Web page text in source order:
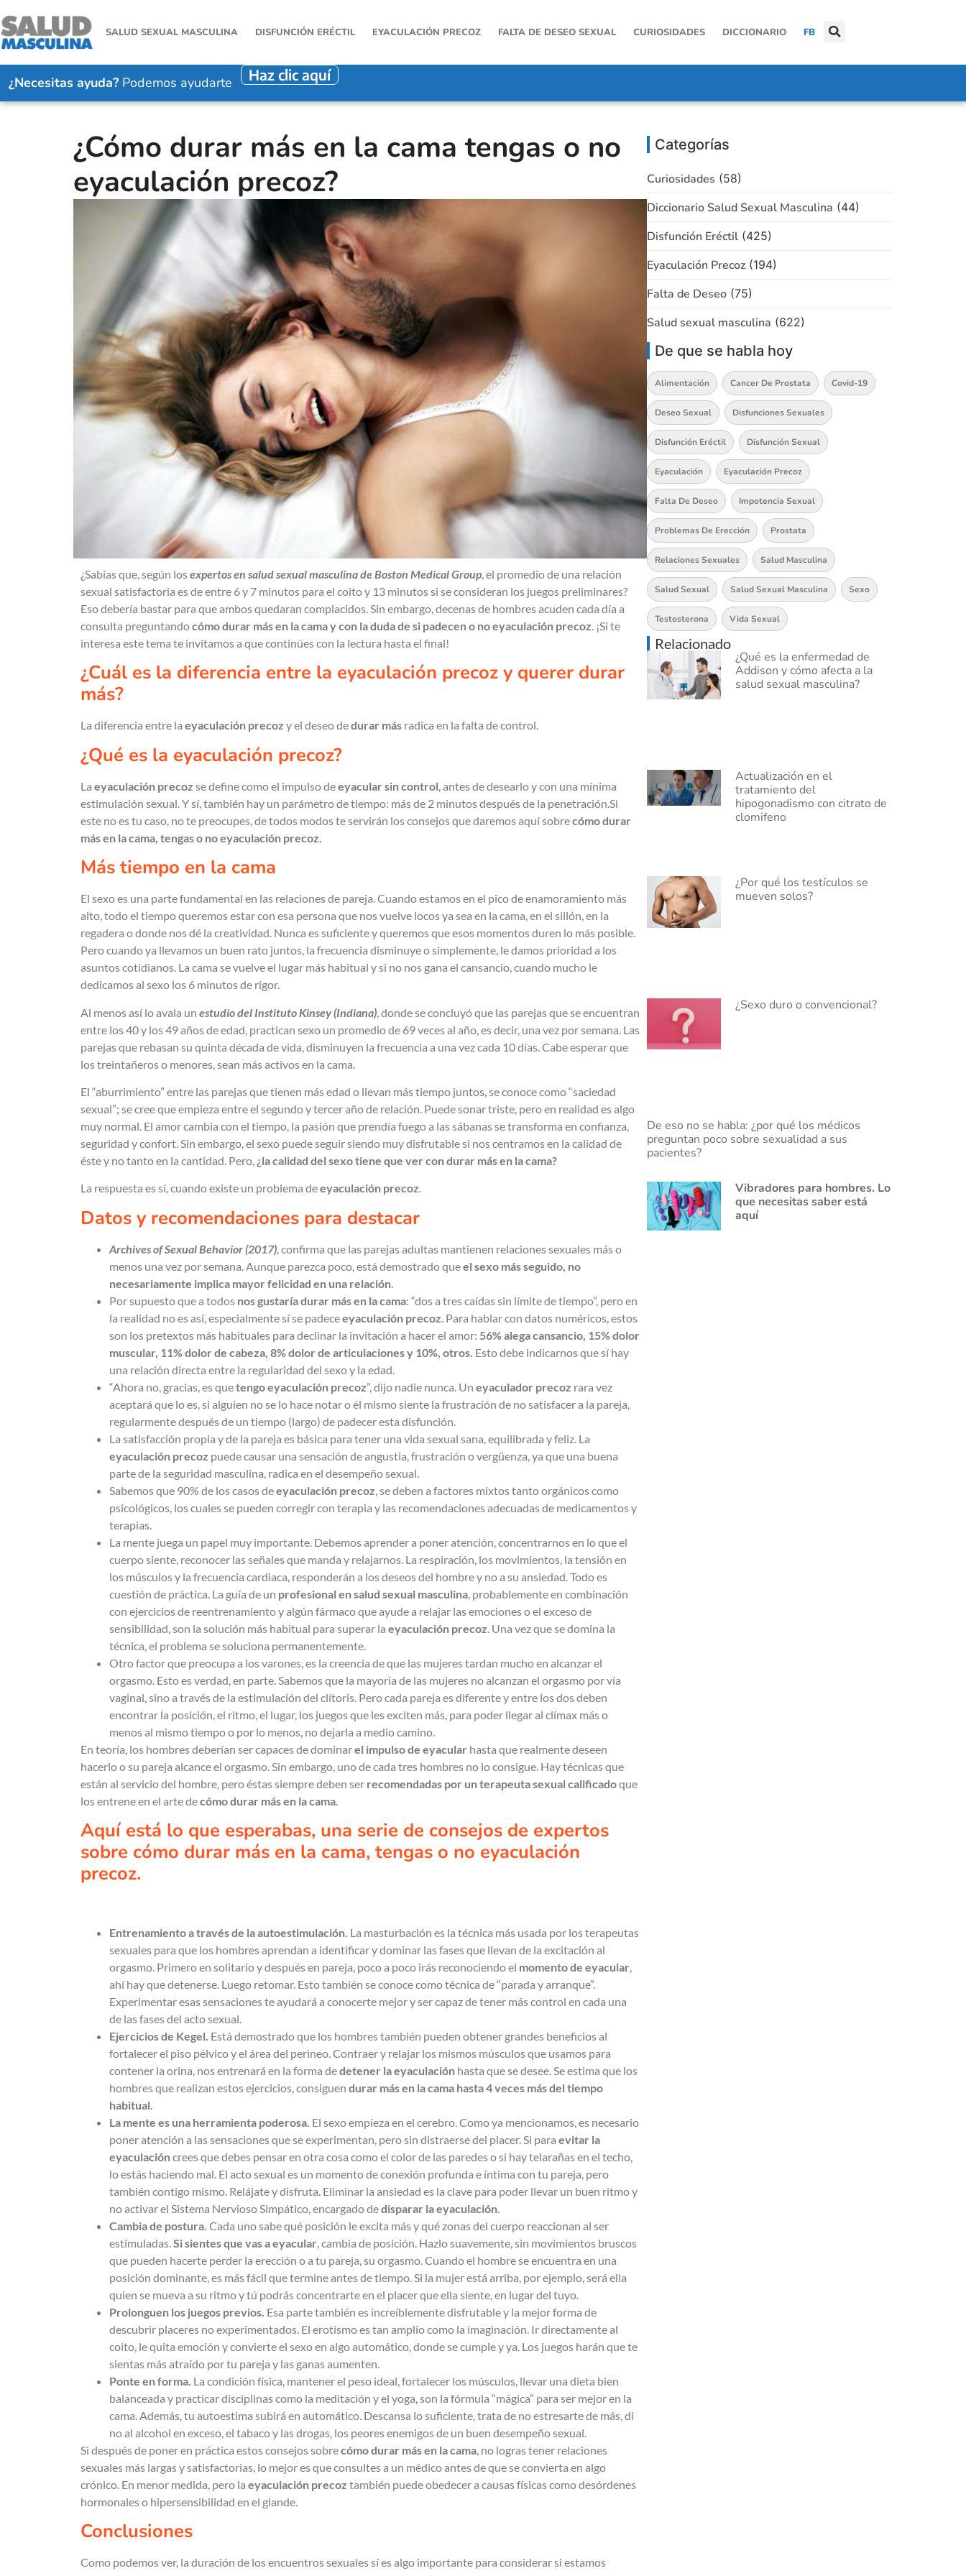
SALUD SEXUAL MASCULINA DISFUNCIÓN ERÉCTIL EYACULACIÓN PRECOZ FALTA DE DESEO SEXUAL CURIOSIDADES DICCIONARIO FB
¿Necesitas ayuda? Podemos ayudarte Haz clic aquí
¿Cómo durar más en la cama tengas o no
eyaculación precoz?
¿Sabías que, según losexpertos en salud sexual masculina de Boston Medical Group, el promedio de una relación
sexual satisfactoria es de entre 6 y 7 minutos para el coito y 13 minutos si se consideran los juegos preliminares?
Eso debería bastar para que ambos quedaran complacidos. Sin embargo, decenas de hombres acuden cada día a
consulta preguntandocómo durar más en la cama y con la duda de si padecen o no eyaculación precoz. ¡Si te
interesa este tema te invitamos a que continúes con la lectura hasta el final!
¿Cuál es la diferencia entre la eyaculación precoz y querer durar
más?
La diferencia entre la eyaculación precoz y el deseo dedurar más radica en la falta de control.
¿Qué es la eyaculación precoz?
La eyaculación precoz se define como el impulso deeyacular sin control , antes de desearlo y con una mínima
estimulación sexual. Y sí, también hay un parámetro de tiempo: más de 2 minutos después de la penetración.Si
este no es tu caso, no te preocupes, de todos modos te servirán los consejos que daremos aquí sobrecómo durar
más en la cama, tengas o no eyaculación precoz.
Más tiempo en la cama
El sexo es una parte fundamental en las relaciones de pareja. Cuando estamos en el pico de enamoramiento más
alto, todo el tiempo queremos estar con esa persona que nos vuelve locos ya sea en la cama, en el sillón, en la
regadera o donde nos dé la creatividad. Nunca es suficiente y queremos que esos momentos duren lo más posible.
Pero cuando ya llevamos un buen rato juntos, la frecuencia disminuye o simplemente, le damos prioridad a los
asuntos cotidianos. La cama se vuelve el lugar más habitual y si no nos gana el cansancio, cuando mucho le
dedicamos al sexo los 6 minutos de rigor.
Al menos así lo avala un estudio del Instituto Kinsey (Indiana) , donde se concluyó que las parejas que se encuentran
entre los 40 y los 49 años de edad, practican sexo un promedio de 69 veces al año, es decir, una vez por semana. Las
parejas que rebasan su quinta década de vida, disminuyen la frecuencia a una vez cada 10 días. Cabe esperar que
los treintañeros o menores, sean más activos en la cama.
El “aburrimiento” entre las parejas que tienen más edad o llevan más tiempo juntos, se conoce como “saciedad
sexual”; se cree que empieza entre el segundo y tercer año de relación. Puede sonar triste, pero en realidad es algo
muy normal. El amor cambia con el tiempo, la pasión que prendía fuego a las sábanas se transforma en confianza,
seguridad y confort. Sin embargo, el sexo puede seguir siendo muy disfrutable si nos centramos en la calidad de
éste y no tanto en la cantidad. Pero, ¿la calidad del sexo tiene que ver con durar más en la cama?
La respuesta es sí, cuando existe un problema deeyaculación precoz.
Datos y recomendaciones para destacar
Archives of Sexual Behavior (2017) , confirma que las parejas adultas mantienen relaciones sexuales más o
menos una vez por semana. Aunque parezca poco, está demostrado queel sexo más seguido, no
necesariamente implica mayor felicidad en una relación
Por supuesto que a todos nos gustaría durar más en la cama: “dos a tres caídas sin límite de tiempo”, pero en
la realidad no es así, especialmente sí se padeceeyaculación precoz . Para hablar con datos numéricos, estos
son los pretextos más habituales para declinar la invitación a hacer el amor: 56% alega cansancio, 15% dolor
muscular, 11% dolor de cabeza, 8% dolor de articulaciones y 10%, otros. Esto debe indicarnos que sí hay
una relación directa entre la regularidad del sexo y la edad.
“Ahora no, gracias, es quetengo eyaculación precoz”, dijo nadie nunca. Un eyaculador precoz rara vez
aceptará que lo es, si alguien no se lo hace notar o él mismo siente la frustración de no satisfacer a la pareja,
regularmente después de un tiempo (largo) de padecer esta disfunción.
La satisfacción propia y de la pareja es básica para tener una vida sexual sana, equilibrada y feliz. La
eyaculación precoz puede causar una sensación de angustia, frustración o vergüenza, ya que una buena
parte de la seguridad masculina, radica en el desempeño sexual.
Sabemos que 90% de los casos deeyaculación precoz , se deben a factores mixtos tanto orgánicos como
psicológicos, los cuales se pueden corregir con terapia y las recomendaciones adecuadas de medicamentos y
terapias.
La mente juega un papel muy importante. Debemos aprender a poner atención, concentrarnos en lo que el
cuerpo siente, reconocer las señales que manda y relajarnos. La respiración, los movimientos, la tensión en
los músculos y la frecuencia cardiaca, responderán a los deseos del hombre y no a su ansiedad. Todo es
cuestión de práctica. La guía de un profesional en salud sexual masculina , probablemente en combinación
con ejercicios de reentrenamiento y algún fármaco que ayude a relajar las emociones o el exceso de
sensibilidad, son la solución más habitual para superar la eyaculación precoz . Una vez que se domina la
técnica, el problema se soluciona permanentemente.
Otro factor que preocupa a los varones, es la creencia de que las mujeres tardan mucho en alcanzar el
orgasmo. Esto es verdad, en parte. Sabemos que la mayoría de las mujeres no alcanzan el orgasmo por vía
vaginal, sino a través de la estimulación del clítoris. Pero cada pareja es diferente y entre los dos deben
encontrar la posición, el ritmo, el lugar, los juegos que les exciten más, para poder llegar al clímax más o
menos al mismo tiempo o por lo menos, no dejarla a medio camino.
En teoría, los hombres deberían ser capaces de dominarel impulso de eyacular hasta que realmente deseen
hacerlo o su pareja alcance el orgasmo. Sin embargo, uno de cada tres hombres no lo consigue. Hay técnicas que
están al servicio del hombre, pero éstas siempre deben ser recomendadas por un terapeuta sexual calificadoque
los entrene en el arte decómo durar más en la cama
Aquí está lo que esperabas, una serie de consejos de expertos
sobre cómo durar más en la cama, tengas o no eyaculación
precoz.
Entrenamiento a través de la autoestimulación. La masturbación es la técnica más usada por los terapeutas
sexuales para que los hombres aprendan a identificar y dominar las fases que llevan de la excitación al
orgasmo. Primero en solitario y después en pareja, poco a poco irás reconociendo el momento de eyacular
ahí hay que detenerse. Luego retomar. Esto también se conoce como técnica de “parada y arranque”.
Experimentar esas sensaciones te ayudará a conocerte mejor y ser capaz de tener más control en cada una
de las fases del acto sexual.
Ejercicios de Kegel. Está demostrado que los hombres también pueden obtener grandes beneficios al
fortalecer el piso pélvico y el área del perineo. Contraer y relajar los mismos músculos que usamos para
contener la orina, nos entrenará en la forma dedetener la eyaculación hasta que se desee. Se estima que los
hombres que realizan estos ejercicios, consiguen durar más en la cama hasta 4 veces más del tiempo
habitual
La mente es una herramienta poderosa. El sexo empieza en el cerebro. Como ya mencionamos, es necesario
poner atención a las sensaciones que se experimentan, pero sin distraerse del placer. Si para evitar la
eyaculacióncrees que debes pensar en otra cosa como el color de las paredes o si hay telarañas en el techo,
lo estás haciendo mal. El acto sexual es un momento de conexión profunda e íntima con tu pareja, pero
también contigo mismo. Relájate y disfruta. Eliminar la ansiedad es la clave para poder llevar un buen ritmo y
no activar el Sistema Nervioso Simpático, encargado dedisparar la eyaculación
Cambia de postura. Cada uno sabe qué posición le excita más y qué zonas del cuerpo reaccionan al ser
estimuladas. Si sientes que vas a eyacular , cambia de posición. Hazlo suavemente, sin movimientos bruscos
que pueden hacerte perder la erección o a tu pareja, su orgasmo. Cuando el hombre se encuentra en una
posición dominante, es más fácil que termine antes de tiempo. Si la mujer está arriba, por ejemplo, será ella
quien se mueva a su ritmo y tú podrás concentrarte en el placer que ella siente, en lugar del tuyo.
Prolonguen los juegos previos. Esa parte también es increíblemente disfrutable y la mejor forma de
descubrir placeres no experimentados. El erotismo es tan amplio como la imaginación. Ir directamente al
coito, le quita emoción y convierte el sexo en algo automático, donde se cumple y ya. Los juegos harán que te
sientas más atraído por tu pareja y las ganas aumenten.
Ponte en forma. La condición física, mantener el peso ideal, fortalecer los músculos, llevar una dieta bien
balanceada y practicar disciplinas como la meditación y el yoga, son la fórmula “mágica” para ser mejor en la
cama. Además, tu autoestima subirá en automático. Descansa lo suficiente, trata de no estresarte de más, di
no al alcohol en exceso, el tabaco y las drogas, los peores enemigos de un buen desempeño sexual.
Si después de poner en práctica estos consejos sobrecómo durar más en la cama , no logras tener relaciones
sexuales más largas y satisfactorias, lo mejor es que consultes a un médico antes de que se convierta en algo
crónico. En menor medida, pero la eyaculación precoz también puede obedecer a causas físicas como desórdenes
hormonales o hipersensibilidad en el glande.
Conclusiones
Como podemos ver, la duración de los encuentros sexuales sí es algo importante para considerar si estamos
Categorías
Curiosidades (58)
Diccionario Salud Sexual Masculina (44)
Disfunción Eréctil (425)
Eyaculación Precoz (194)
Falta de Deseo (75)
Salud sexual masculina (622)
De que se habla hoy
Alimentación Cancer De Prostata Covid-19
Deseo Sexual Disfunciones Sexuales
Disfunción Eréctil Disfunción Sexual
Eyaculación Eyaculación Precoz
Falta De Deseo Impotencia Sexual
Problemas De Erección Prostata
Relaciones Sexuales Salud Masculina
Salud Sexual Salud Sexual Masculina Sexo
Testosterona Vida Sexual
Relacionado
¿Qué es la enfermedad de
Addison y cómo afecta a la
salud sexual masculina?
Actualización en el
tratamiento del
hipogonadismo con citrato de
clomifeno
¿Por qué los testículos se
mueven solos?
¿Sexo duro o convencional?
De eso no se habla: ¿por qué los médicos
preguntan poco sobre sexualidad a sus
pacientes?
Vibradores para hombres. Lo
que necesitas saber está
aquí